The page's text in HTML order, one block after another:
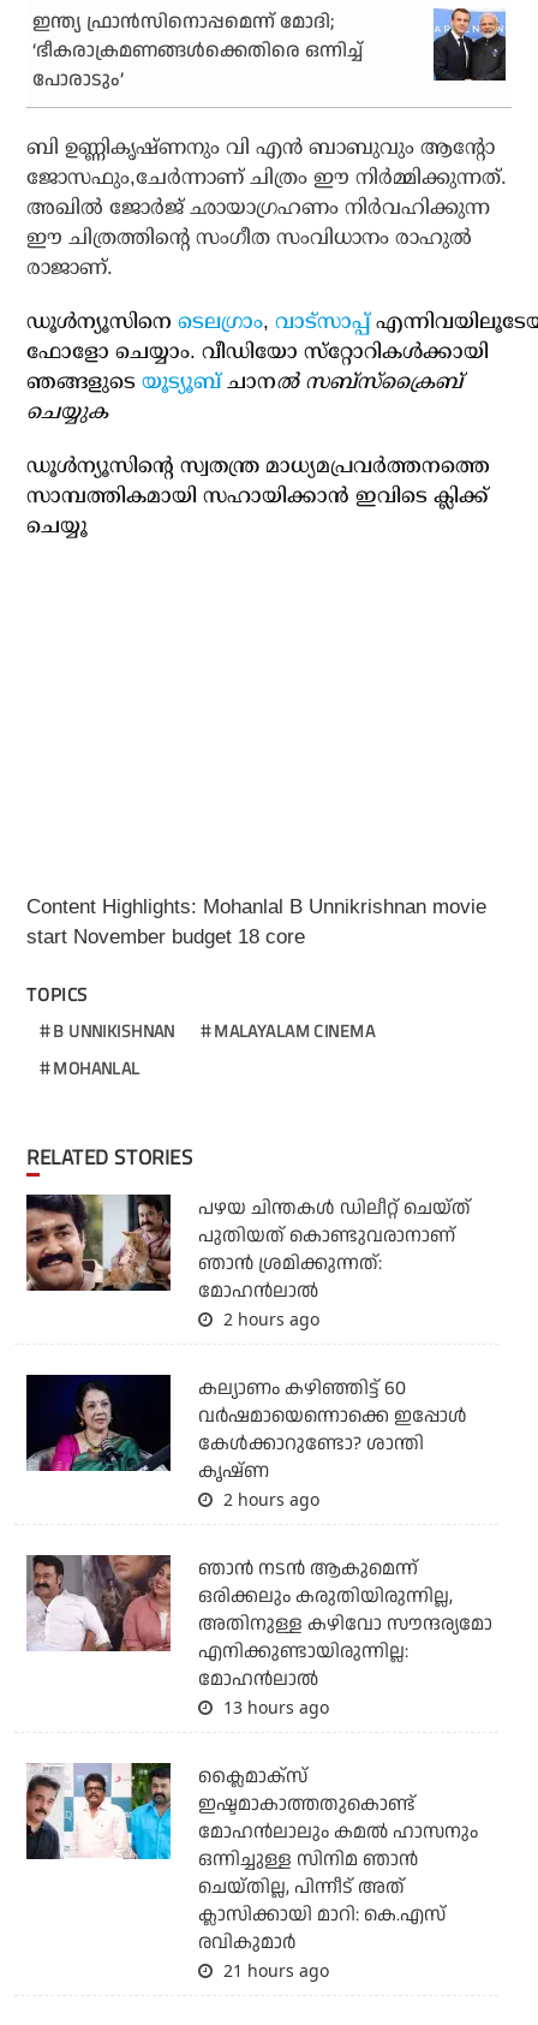
ഇന്ത്യ ഫ്രാന്‍സിനൊപ്പമെന്ന് മോദി;
‘ഭീകരാക്രമണങ്ങള്‍ക്കെതിരെ ഒന്നിച്ച്
പോരാടും’
ബി ഉണ്ണികൃഷ്ണനും വി എന്‍ ബാബുവും ആന്റോ
ജോസഫും,ചേര്‍ന്നാണ് ചിത്രം ഈ നിര്‍മ്മിക്കുന്നത്.
അഖില്‍ ജോര്‍ജ് ഛായാഗ്രഹണം നിര്‍വഹിക്കുന്ന
ഈ ചിത്രത്തിന്റെ സംഗീത സംവിധാനം രാഹുല്‍
രാജാണ്.
ഡൂള്‍ന്യൂസിനെടെലഗ്രാം,വാട്‌സാപ്പ്
ഫോളോ ചെയ്യാം. വീഡിയോ സ്‌റ്റോറികള്‍ക്കായി
ഞങ്ങളുടെയൂട്യൂബ്ചാനല്‍ സബ്‌സ്‌ക്രൈബ്
ചെയ്യുക
ഡൂള്‍ന്യൂസിന്റെ സ്വതന്ത്ര മാധ്യമപ്രവര്‍ത്തനത്തെ
സാമ്പത്തികമായി സഹായിക്കാന്‍ ഇവിടെ ക്ലിക്ക്
ചെയ്യൂ
Content Highlights: Mohanlal B Unnikrishnan movie
start November budget 18 core
TOPICS
B UNNIKISHNAN
MALAYALAM CINEMA
MOHANLAL
RELATED STORIES
പഴയ ചിന്തകള്‍ ഡിലീറ്റ് ചെയ്ത്
പുതിയത് കൊണ്ടുവരാനാണ്
ഞാന്‍ ശ്രമിക്കുന്നത്:
മോഹന്‍ലാല്‍
2 hours ago
കല്യാണം കഴിഞ്ഞിട്ട് 60
വർഷമായെന്നൊക്കെ ഇപ്പോൾ
കേൾക്കാറുണ്ടോ? ശാന്തി
കൃഷ്ണ
2 hours ago
ഞാൻ നടൻ ആകുമെന്ന്
ഒരിക്കലും കരുതിയിരുന്നില്ല,
അതിനുള്ള കഴിവോ സൗന്ദര്യമോ
എനിക്കുണ്ടായിരുന്നില്ല:
മോഹൻലാൽ
13 hours ago
ക്ലൈമാക്‌സ്
ഇഷ്ടമാകാത്തതുകൊണ്ട്
മോഹന്‍ലാലും കമല്‍ ഹാസനും
ഒന്നിച്ചുള്ള സിനിമ ഞാന്‍
ചെയ്തില്ല, പിന്നീട് അത്
ക്ലാസിക്കായി മാറി: കെ.എസ്
രവികുമാര്‍
21 hours ago